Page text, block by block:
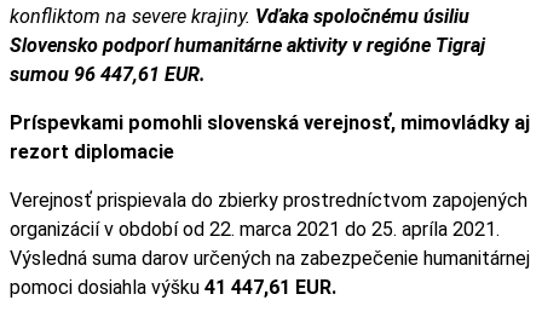
konfliktom na severe krajiny. Vďaka spoločnému úsiliu
Slovensko podporí humanitárne aktivity v regióne Tigraj
sumou 96 447,61 EUR.
Príspevkami pomohli slovenská verejnosť, mimovládky aj
rezort diplomacie
Verejnosť prispievala do zbierky prostredníctvom zapojených
organizácií v období od 22. marca 2021 do 25. apríla 2021.
Výsledná suma darov určených na zabezpečenie humanitárnej
pomoci dosiahla výšku 41 447,61 EUR.